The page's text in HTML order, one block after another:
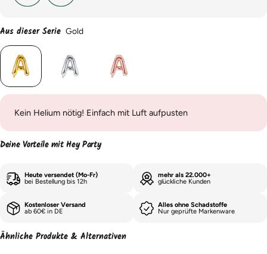
Aus dieser Serie Gold
Kein Helium nötig! Einfach mit Luft aufpusten
Deine Vorteile mit Hey Party
Heute versendet (Mo-Fr)
bei Bestellung bis 12h
mehr als 22.000+
glückliche Kunden
Kostenloser Versand
ab 60€ in DE
Alles ohne Schadstoffe
Nur geprüfte Markenware
Ähnliche Produkte & Alternativen